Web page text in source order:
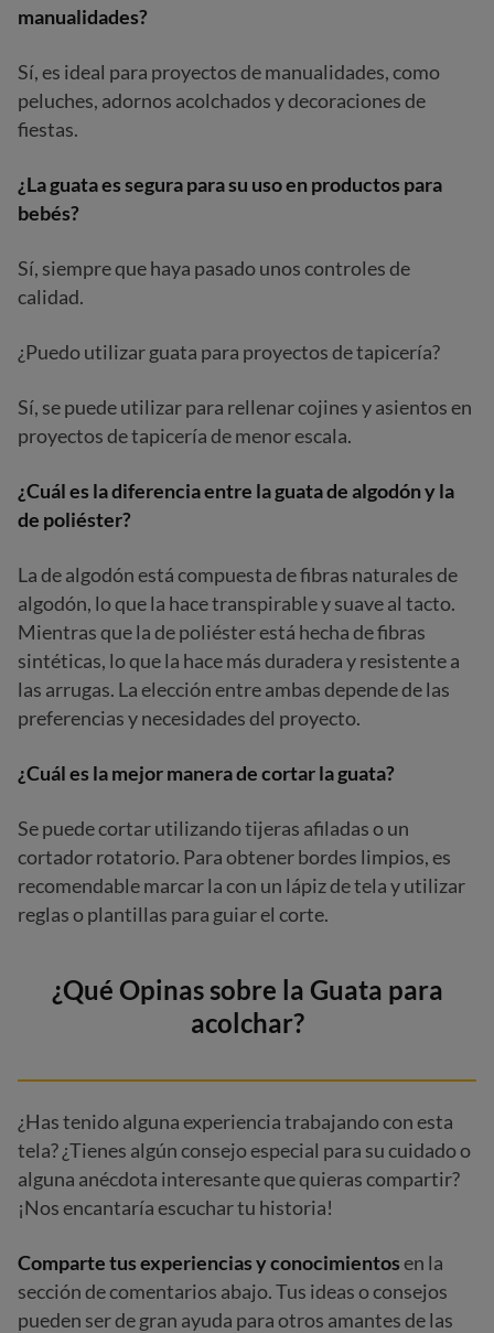
manualidades?
Sí, es ideal para proyectos de manualidades, como
peluches, adornos acolchados y decoraciones de
fiestas.
¿La guata es segura para su uso en productos para
bebés?
Sí, siempre que haya pasado unos controles de
calidad.
¿Puedo utilizar guata para proyectos de tapicería?
Sí, se puede utilizar para rellenar cojines y asientos en
proyectos de tapicería de menor escala.
¿Cuál es la diferencia entre la guata de algodón y la
de poliéster?
La de algodón está compuesta de fibras naturales de
algodón, lo que la hace transpirable y suave al tacto.
Mientras que la de poliéster está hecha de fibras
sintéticas, lo que la hace más duradera y resistente a
las arrugas. La elección entre ambas depende de las
preferencias y necesidades del proyecto.
¿Cuál es la mejor manera de cortar la guata?
Se puede cortar utilizando tijeras afiladas o un
cortador rotatorio. Para obtener bordes limpios, es
recomendable marcar la con un lápiz de tela y utilizar
reglas o plantillas para guiar el corte.
¿Qué Opinas sobre la Guata para
acolchar?
¿Has tenido alguna experiencia trabajando con esta
tela? ¿Tienes algún consejo especial para su cuidado o
alguna anécdota interesante que quieras compartir?
¡Nos encantaría escuchar tu historia!
Comparte tus experiencias y conocimientosen la
sección de comentarios abajo. Tus ideas o consejos
pueden ser de gran ayuda para otros amantes de las